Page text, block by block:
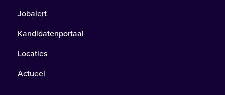
Jobalert
Kandidatenportaal
Locaties
Actueel